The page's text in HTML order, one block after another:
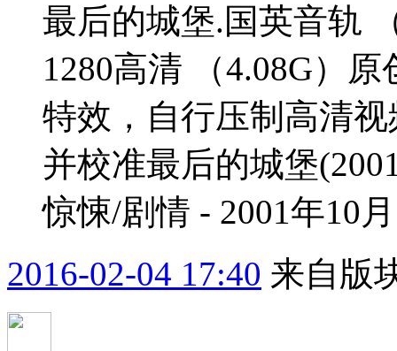
最后的城堡.国英音轨
1280高清 （4.08G）
特效，自行压制高清
并校准最后的城堡
惊悚/剧情 - 2001年10
2016-02-04 17:40 来自版